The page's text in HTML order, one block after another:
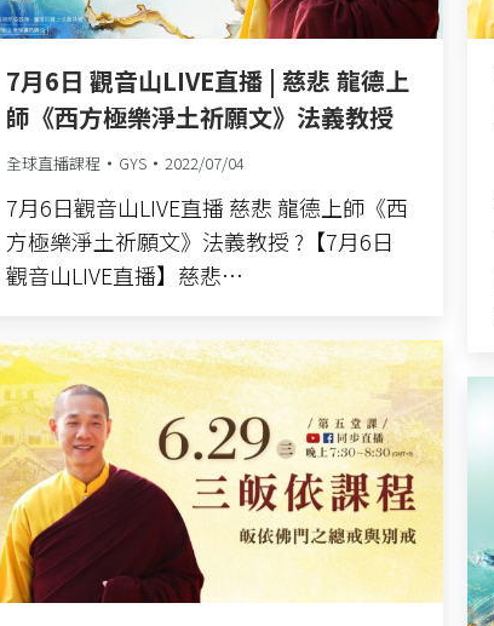
7月6日 觀音山LIVE直播 | 慈悲 龍德上
師《西方極樂淨土祈願文》法義教授
全球直播課程 GYS 2022/07/04
7月6日觀音山LIVE直播 慈悲 龍德上師《西
方極樂淨土祈願文》法義教授 ?【7月6日
觀音山LIVE直播】慈悲…